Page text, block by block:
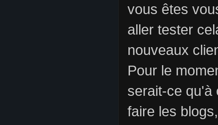
vous êtes
aller tester
nouveaux
Pour le
serait-ce qu'à
faire les